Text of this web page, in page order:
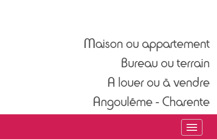
Maison ou appartement
Bureau ou terrain
A louer ou à vendre
Angoulême - Charente
Menu